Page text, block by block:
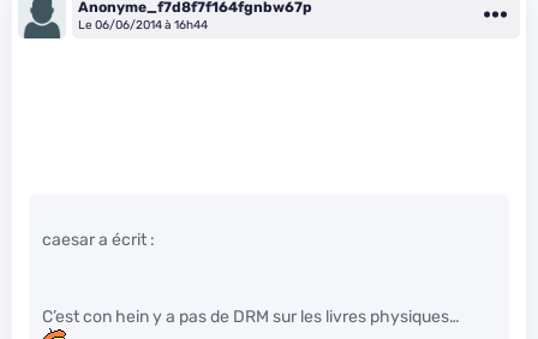
Anonyme_f7d8f7f164fgnbw67p
Le 06/06/2014 à 16h44
caesar a écrit :
C’est con hein y a pas de DRM sur les livres physiques…